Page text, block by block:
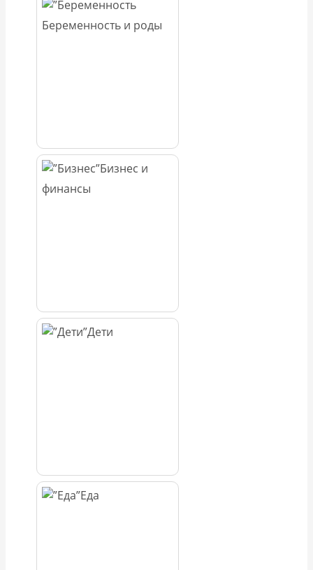
Беременность и роды
Бизнес и
финансы
Дети
Еда